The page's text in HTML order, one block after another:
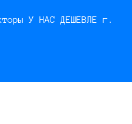
У НАС ДЕШЕВЛЕ г.